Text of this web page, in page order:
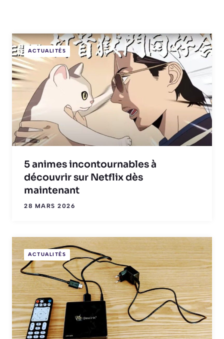
ACTUALITÉS
5 animes incontournables à
découvrir sur Netflix dès
maintenant
28 MARS 2026
ACTUALITÉS